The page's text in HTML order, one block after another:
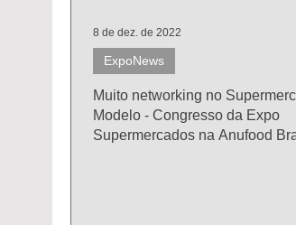
Muito networking no
Modelo - Congresso da Expo
Supermercados na Anufood
ExpoNews
8 de dez. de 2022